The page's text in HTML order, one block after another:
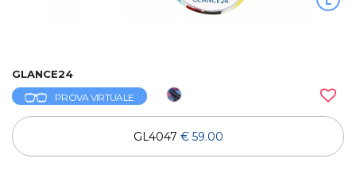
GLANCE24
PROVA VIRTUALE
GL4047 € 59.00